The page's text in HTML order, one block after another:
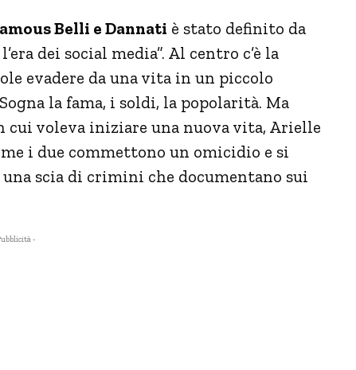
Belli e Dannati è stato definito da
dei social media”. Al centro c’è la
evadere da una vita in un piccolo
la fama, i soldi, la popolarità. Ma
voleva iniziare una nuova vita, Arielle
i due commettono un omicidio e si
scia di crimini che documentano sui
-